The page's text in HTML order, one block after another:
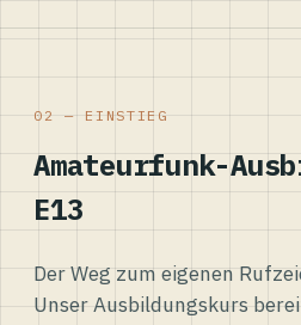
02 — EINSTIEG
Amateurfunk-
E13
Der Weg zum eigenen
Unser Ausbildungskurs